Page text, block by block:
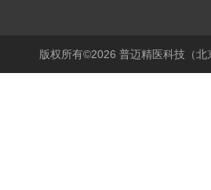
版权所有©2026 普迈精医科技（